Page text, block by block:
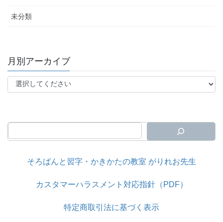
未分類
月別アーカイブ
そろばんと習字・かきかたの教室 がりれお先生
カスタマーハラスメント対応指針（PDF）
特定商取引法に基づく表示